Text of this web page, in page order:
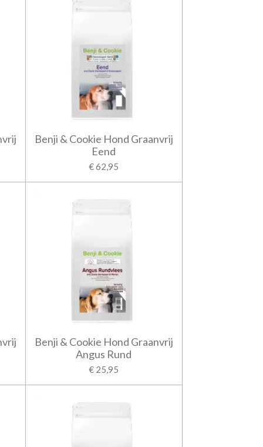
Benji & Cookie Hond Graanvrij
Eend
€ 62,95
Benji & Cookie Hond Graanvrij
Angus Rund
€ 25,95